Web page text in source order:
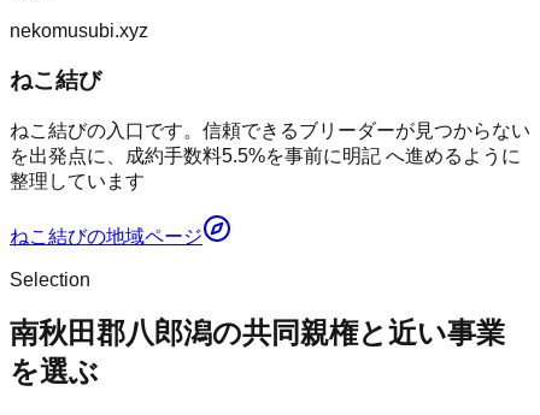
nekomusubi.xyz
ねこ結び
ねこ結びの入口です。信頼できるブリーダーが見つからない
を出発点に、成約手数料5.5%を事前に明記 へ進めるように
整理しています
ねこ結びの地域ページ
Selection
南秋田郡八郎潟の共同親権と近い事業
を選ぶ